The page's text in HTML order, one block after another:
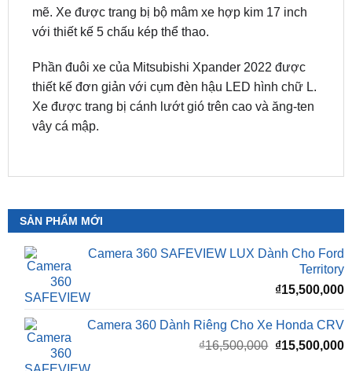
mẽ. Xe được trang bị bộ mâm xe hợp kim 17 inch
với thiết kế 5 chấu kép thể thao.
Phần đuôi xe của Mitsubishi Xpander 2022 được
thiết kế đơn giản với cụm đèn hậu LED hình chữ L.
Xe được trang bị cánh lướt gió trên cao và ăng-ten
vây cá mập.
SẢN PHẨM MỚI
Camera 360 SAFEVIEW LUX Dành Cho Ford
Territory
₫15,500,000
Camera 360 Dành Riêng Cho Xe Honda CRV
₫16,500,000 Giá
₫15,500,000